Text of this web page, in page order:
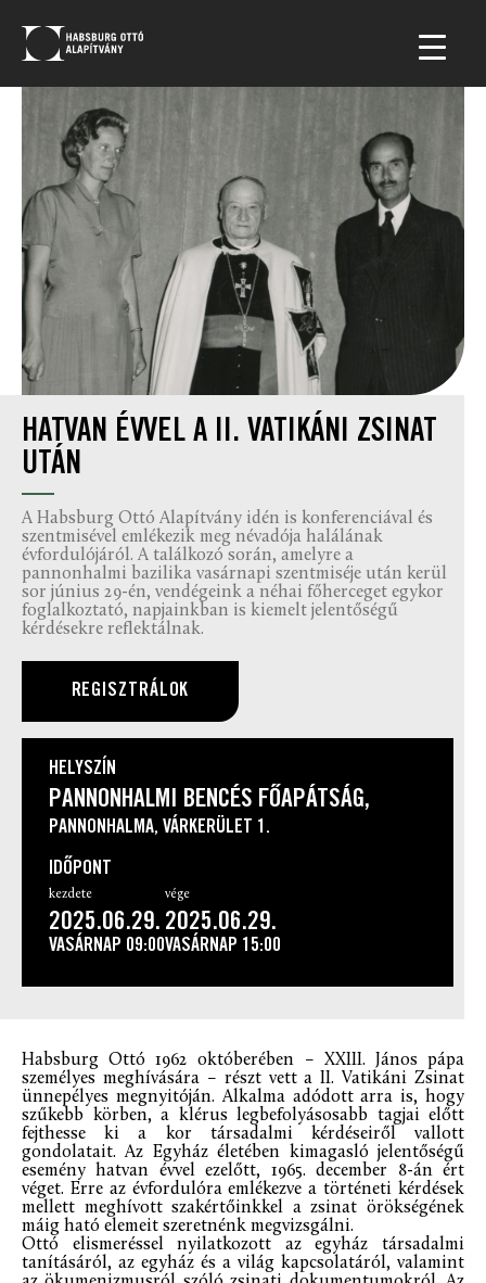
HATVAN ÉVVEL A II. VATIKÁNI ZSINAT
UTÁN
A Habsburg Ottó Alapítvány idén is konferenciával és
szentmisével emlékezik meg névadója halálának
évfordulójáról. A találkozó során, amelyre a
pannonhalmi bazilika vasárnapi szentmiséje után kerül
sor június 29-én, vendégeink a néhai főherceget egykor
foglalkoztató, napjainkban is kiemelt jelentőségű
kérdésekre reflektálnak.
REGISZTRÁLOK
HELYSZÍN
PANNONHALMI BENCÉS FŐAPÁTSÁG,
PANNONHALMA, VÁRKERÜLET 1.
IDŐPONT
kezdete
2025.06.29.
VASÁRNAP 09:00
vége
2025.06.29.
VASÁRNAP 15:00
Habsburg Ottó 1962 októberében – XXIII. János pápa
személyes meghívására – részt vett a II. Vatikáni Zsinat
ünnepélyes megnyitóján. Alkalma adódott arra is, hogy
szűkebb körben, a klérus legbefolyásosabb tagjai előtt
fejthesse ki a kor társadalmi kérdéseiről vallott
gondolatait. Az Egyház életében kimagasló jelentőségű
esemény hatvan évvel ezelőtt, 1965. december 8-án ért
véget. Erre az évfordulóra emlékezve a történeti kérdések
mellett meghívott szakértőinkkel a zsinat örökségének
máig ható elemeit szeretnénk megvizsgálni.
Ottó elismeréssel nyilatkozott az egyház társadalmi
tanításáról, az egyház és a világ kapcsolatáról, valamint